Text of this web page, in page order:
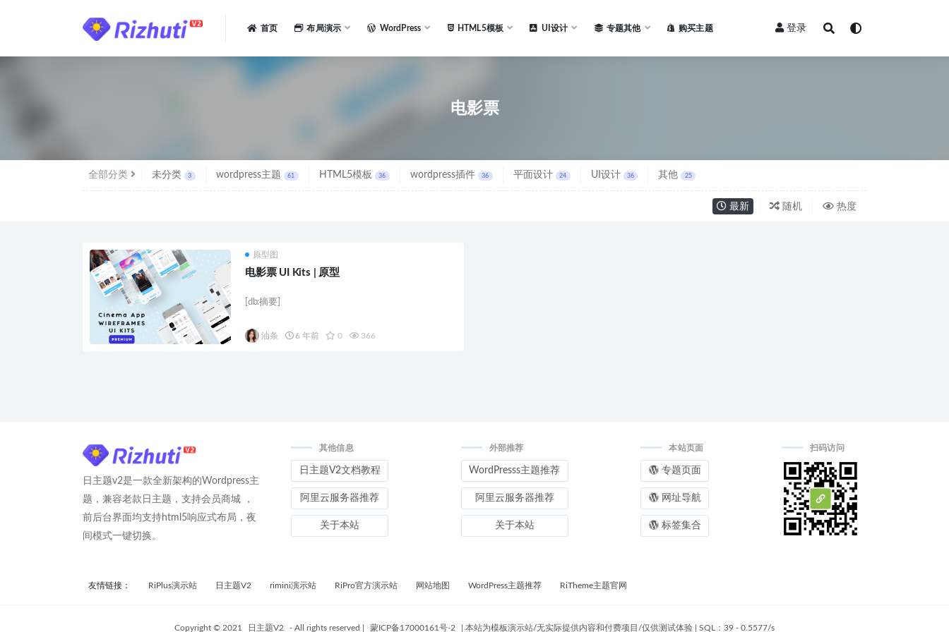
首页 布局演示 WordPress HTML5模板 UI设计 专题其他 购买主题 登录
电影票
全部分类 未分类 3 wordpress主题 61 HTML5模板 36 wordpress插件 36 平面设计 24 UI设计 36 其他 25
最新 随机 热度
原型图
电影票 UI Kits | 原型
[db:摘要]
油条 6 年前 0 366
日主题v2是一款全新架构的Wordpress主
题，兼容老款日主题，支持会员商城 ，
前后台界面均支持html5响应式布局，夜
间模式一键切换。
其他信息
日主题V2文档教程
阿里云服务器推荐
关于本站
外部推荐
WordPresss主题推荐
阿里云服务器推荐
关于本站
本站页面
专题页面
网址导航
标签集合
扫码访问
友情链接： RiPlus演示站 日主题V2 rimini演示站 RiPro官方演示站 网站地图 WordPress主题推荐 RiTheme主题官网
Copyright © 2021 日主题V2 - All rights reserved 蒙ICP备17000161号-2 本站为模板演示站/无实际提供内容和付费项目/仅供测试体验 SQL：39 - 0.5577/s